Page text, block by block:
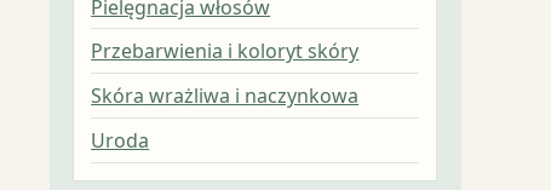
Pielęgnacja włosów
Przebarwienia i koloryt skóry
Skóra wrażliwa i naczynkowa
Uroda